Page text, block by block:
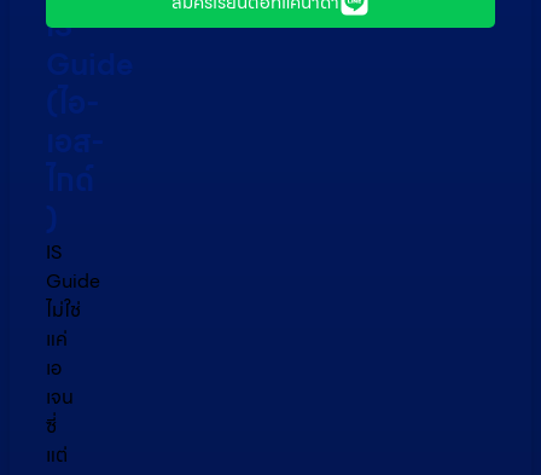
IS
Guide
(ไอ-
เอส-
ไกด์​
)
IS
Guide
ไม่ใช่
แค่
เอ
เจน
ซี่
แต่